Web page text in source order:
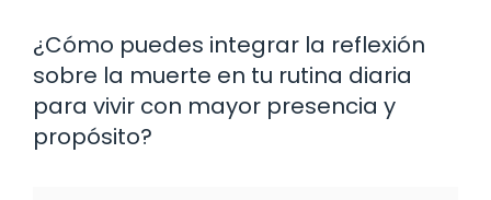
¿Cómo puedes integrar la reflexión
sobre la muerte en tu rutina diaria
para vivir con mayor presencia y
propósito?